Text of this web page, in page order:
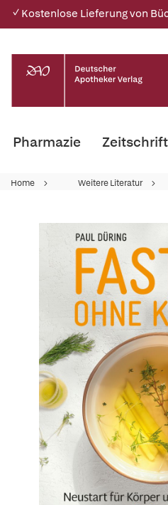
✓ Kostenlose Lieferung von
Pharmazie
Home Weitere Literatur